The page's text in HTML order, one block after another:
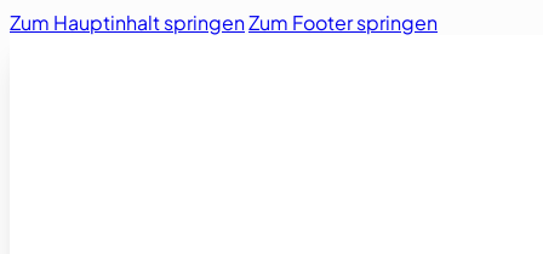
Zum Hauptinhalt springenZum Footer springen